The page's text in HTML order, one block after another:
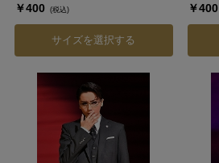
￥400 (税込)
サイズを選択する
￥400